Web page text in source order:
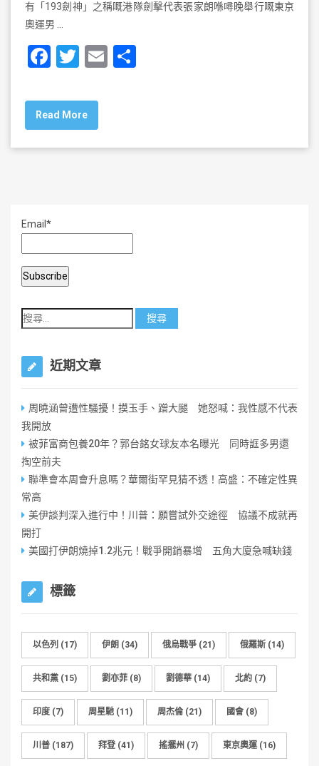
有「193劍神」之稱嘅港隊劍擊代表張家朗喺噚晚舉行嘅東京
奧運男 …
F
c
e
b
k
T
tt
er
E
Read More
Email*
近期文章
周曉涵曾遭性騷擾！摸玉手、蹭大腿 她怒喊：我性感不代表
我開放
被菲富商包養20年？郭台銘女球友本名曝光 同時誆多男還
掏空前夫
聯準會本周會升息嗎？華爾街罕見猜不透！高盛：不確定性異
常高
美伊談判深入進行中！川普：願嘗試外交途徑 協議不成就再
開打
美國打伊朗燒掉1.2兆元！戰爭開銷暴增 五角大廈急喊缺錢
標籤
以色列 (17) 伊朗 (34) 俄烏戰爭 (21) 俄羅斯 (14)
共和黨 (15) 劉亦菲 (8) 劉德華 (14) 北約 (7)
印度 (7) 周星馳 (11) 周杰倫 (21) 國會 (8)
川普 (187) 拜登 (41) 搖擺州 (7) 東京奧運 (16)